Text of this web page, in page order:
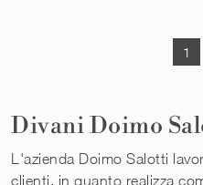
1
Divani Doimo
L'azienda Doimo Salotti
clienti, in quanto realizza